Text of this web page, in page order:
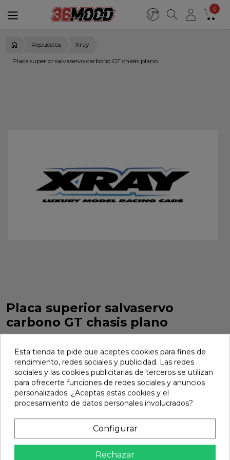
0
Repuestos Xray
Placa superior salvaservo carbono GT chasis plano
Placa superior salvaservo
carbono GT chasis plano
351353
Marca: Xray Ref:
41,26 €
Añadir
En stock
Esta tienda te pide que aceptes cookies para fines de
rendimiento, redes sociales y publicidad. Las redes
sociales y las cookies publicitarias de terceros se utilizan
para ofrecerte funciones de redes sociales y anuncios
personalizados. ¿Aceptas estas cookies y el
procesamiento de datos personales involucrados?
Configurar
Rechazar